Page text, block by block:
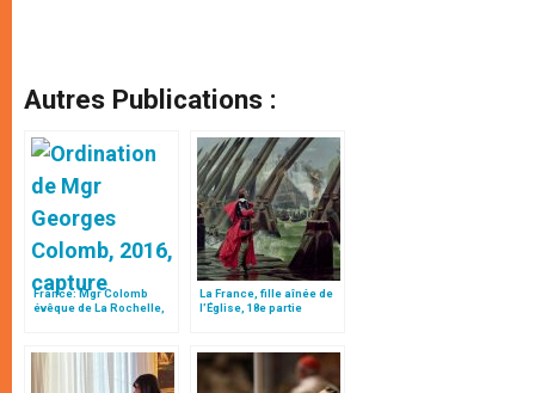
Autres Publications :
France: Mgr Colomb
évêque de La Rochelle,
La France, fille aînée de
l’Église, 18e partie